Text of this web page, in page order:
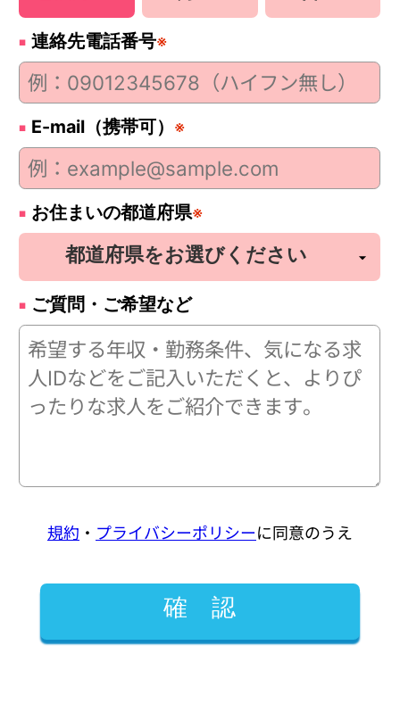
連絡先電話番号※
E-mail（携帯可） ※
お住まいの都道府県※
ご質問・ご希望など
規約 ・ プライバシーポリシーに同意のうえ